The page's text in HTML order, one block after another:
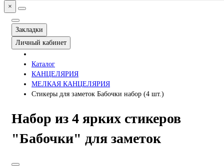
×
Закладки
Личный кабинет
Каталог
КАНЦЕЛЯРИЯ
МЕЛКАЯ КАНЦЕЛЯРИЯ
Стикеры для заметок Бабочки набор (4 шт.)
Набор из 4 ярких стикеров
"Бабочки" для заметок